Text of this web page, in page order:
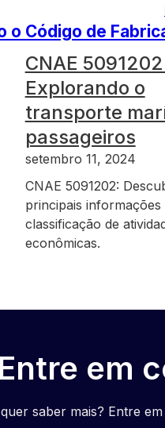
o Código de
CNAE
Explorando o
transporte
passageiros
setembro 11, 2024
CNAE 5091202:
principais informações
classificação de
econômicas.
Entre em
saber mais? Entre